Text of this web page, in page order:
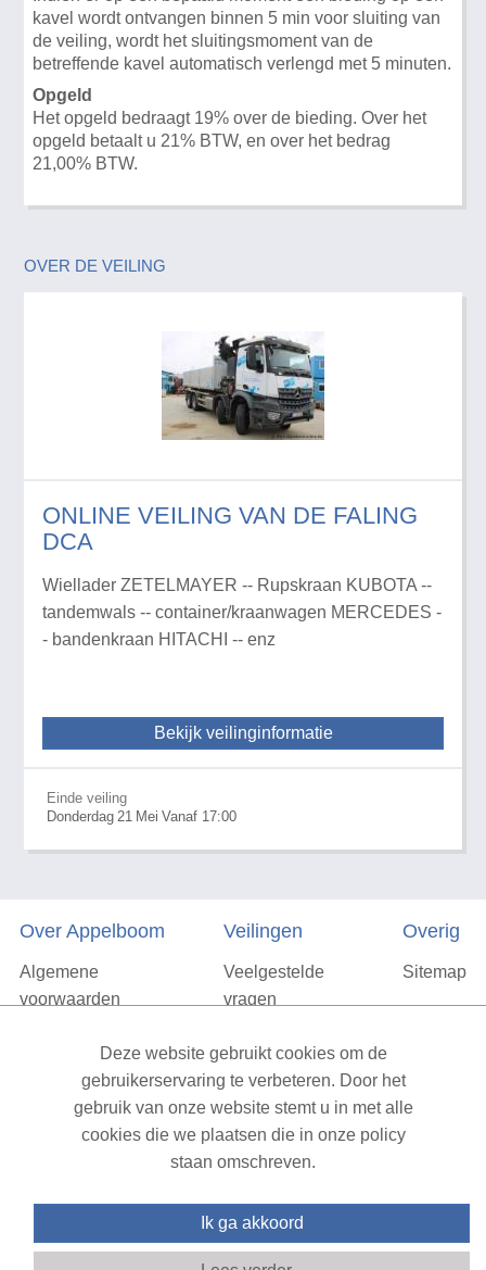
kavel wordt ontvangen binnen 5 min voor sluiting van
de veiling, wordt het sluitingsmoment van de
betreffende kavel automatisch verlengd met 5 minuten.
Opgeld
Het opgeld bedraagt 19% over de bieding. Over het
opgeld betaalt u 21% BTW, en over het bedrag
21,00% BTW.
OVER DE VEILING
ONLINE VEILING VAN DE FALING
DCA
Wiellader ZETELMAYER -- Rupskraan KUBOTA --
tandemwals -- container/kraanwagen MERCEDES -
- bandenkraan HITACHI -- enz
Bekijk veilinginformatie
Einde veiling
Donderdag 21 Mei Vanaf 17:00
Over Appelboom
Algemene
voorwaarden
Vacatures
Contact
Veilingen
Veelgestelde
vragen
Overig
Sitemap
| All rights reserved v1.7.6 (NAD-WEB-1)
Deze website gebruikt cookies om de
gebruikerservaring te verbeteren. Door het
gebruik van onze website stemt u in met alle
cookies die we plaatsen die in onze policy
staan omschreven.
Ik ga akkoord